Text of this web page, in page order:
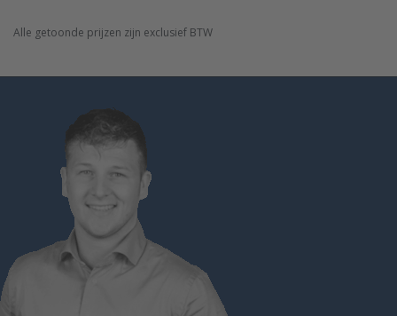
Alle getoonde prijzen zijn exclusief BTW